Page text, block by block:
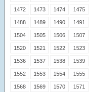
1472 1473 1474 1475
1488 1489 1490 1491
1504 1505 1506 1507
1520 1521 1522 1523
1536 1537 1538 1539
1552 1553 1554 1555
1568 1569 1570 1571